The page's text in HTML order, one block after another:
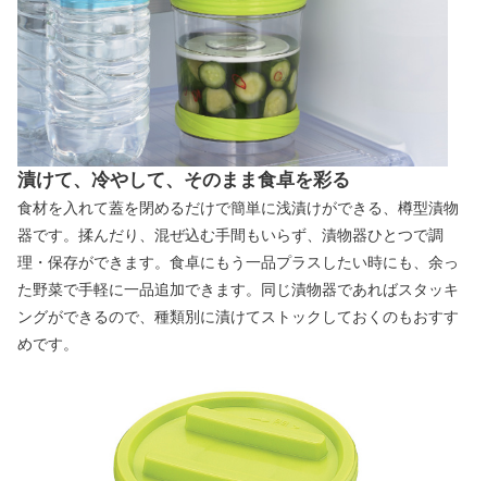
漬けて、冷やして、そのまま食卓を彩る
食材を入れて蓋を閉めるだけで簡単に浅漬けができる、樽型漬物
器です。揉んだり、混ぜ込む手間もいらず、漬物器ひとつで調
理・保存ができます。食卓にもう一品プラスしたい時にも、余っ
た野菜で手軽に一品追加できます。同じ漬物器であればスタッキ
ングができるので、種類別に漬けてストックしておくのもおすす
めです。